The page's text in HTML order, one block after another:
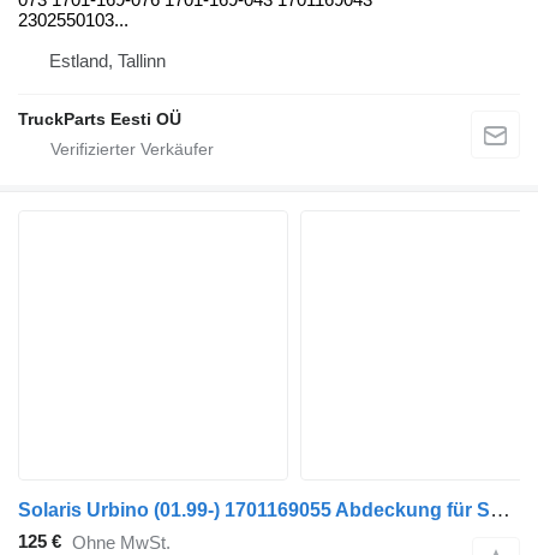
2302550103...
Estland, Tallinn
TruckParts Eesti OÜ
Solaris Urbino (01.99-) 1701169055 Abdeckung für Solaris Urbino, Alpino, Vacanza (1999-) Bus
125 € Ohne MwSt.